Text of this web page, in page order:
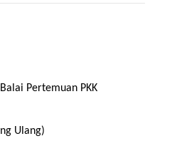
Pertemuan PKK
Ulang)